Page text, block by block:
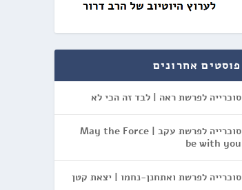
פוסטים אחרונים
סוכרייה לפרשת ראה | לבד זה הכי לא
סוכרייה לפרשת עקב | May the Force
be with you
סוכרייה לפרשת ואתחנן-נחמו | יצאת קטן